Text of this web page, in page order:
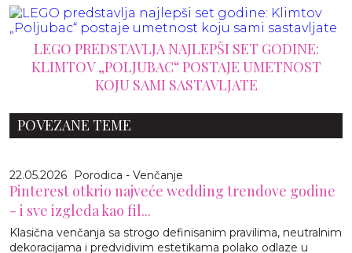
LEGO PREDSTAVLJA NAJLEPŠI SET GODINE:
KLIMTOV „POLJUBAC“ POSTAJE UMETNOST
KOJU SAMI SASTAVLJATE
POVEZANE TEME
22.05.2026 Porodica - Venčanje
Pinterest otkrio najveće wedding trendove godine
- i sve izgleda kao fil...
Klasična venčanja sa strogo definisanim pravilima, neutralnim
dekoracijama i predvidivim estetikama polako odlaze u